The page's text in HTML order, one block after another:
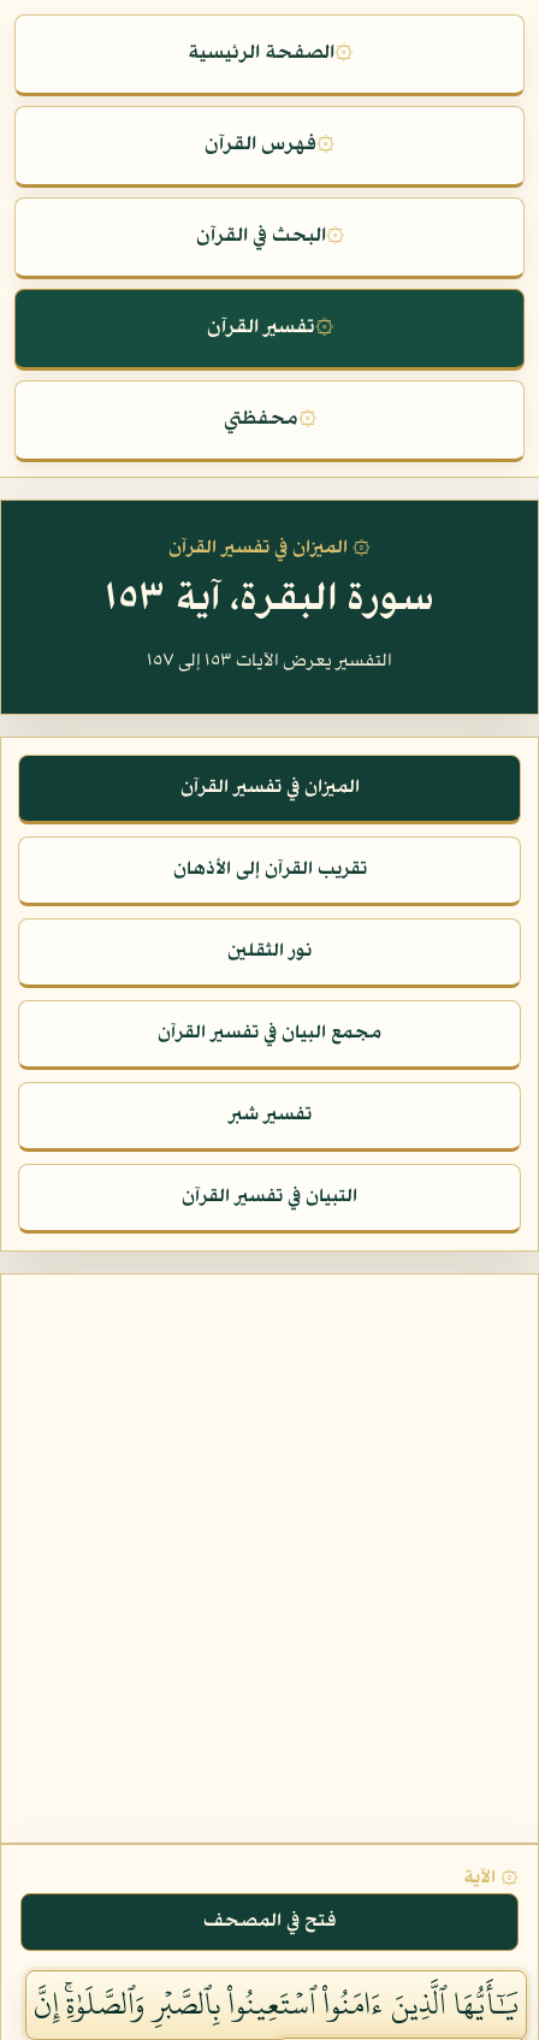
۞الصفحة الرئيسية
۞فهرس القرآن
۞البحث في القرآن
۞تفسير القرآن
۞محفظتي
۞ الميزان في تفسير القرآن
سورة البقرة، آية ١٥٣
التفسير يعرض الآيات ١٥٣ إلى ١٥٧
الميزان في تفسير القرآن
تقريب القرآن إلى الأذهان
نور الثقلين
مجمع البيان في تفسير القرآن
تفسير شبر
التبيان في تفسير القرآن
۞ الآية
فتح في المصحف
يَٰٓأَيُّهَا ٱلَّذِينَ ءَامَنُواْ ٱسۡتَعِينُواْ بِٱلصَّبۡرِ وَٱلصَّلَوٰةِۚ إِنَّ